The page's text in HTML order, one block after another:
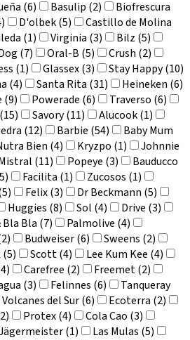
(6) Basulip (2)
Biofrescura
D'olbek (5)
Castillo de Molina
(1) Virginia (3)
Bilz (5)
(7) Oral-B (5)
Crush (2)
(1) Glassex (3)
Stay Happy (10)
(4) Santa Rita (31)
Heineken (6)
(9) Powerade (6)
Traverso (6)
Savory (11)
Alucook (1)
(12) Barbie (54)
Baby Mum
Bien (4) Kryzpo (1)
Johnnie
(11) Popeye (3)
Bauducco
Facilita (1)
Zucosos (1)
Felix (3)
Dr Beckmann (5)
Huggies (8) Sol (4)
Drive (3)
Bla Bla (7)
Palmolive (4)
Budweiser (6)
Sweens (2)
(5) Scott (4)
Lee Kum Kee (4)
Carefree (2)
Freemet (2)
(3) Felinnes (6)
Tanqueray
Volcanes del Sur (6)
Ecoterra (2)
Protex (4)
Cola Cao (3)
(1)
Las Mulas (5)